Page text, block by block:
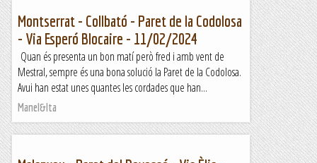
Montserrat - Collbató - Paret de la Codolosa
- Via Esperó Blocaire - 11/02/2024
Quan és presenta un bon matí però fred i amb vent de
Mestral, sempre és una bona solució la Paret de la Codolosa.
Avui han estat unes quantes les cordades que han...
Manel&Ita